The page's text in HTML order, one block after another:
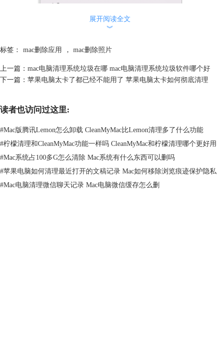
图1 前往个人文件夹
项中选择“显示资源库文件夹”。
展开阅读全文
︾
标签： mac删除应用 ， mac删除照片
上一篇： mac电脑清理系统垃圾在哪 mac电脑清理系统垃圾软件哪个好
下一篇： 苹果电脑太卡了都已经不能用了 苹果电脑太卡如何彻底清理
读者也访问过这里:
#Mac版腾讯Lemon怎么卸载 CleanMyMac比Lemon清理多了什么功能
#柠檬清理和CleanMyMac功能一样吗 CleanMyMac和柠檬清理哪个更好用
#Mac系统占100多G怎么清除 Mac系统有什么东西可以删吗
#苹果电脑如何清理最近打开的文稿记录 Mac如何移除浏览痕迹保护隐私
#Mac电脑清理微信聊天记录 Mac电脑微信缓存怎么删